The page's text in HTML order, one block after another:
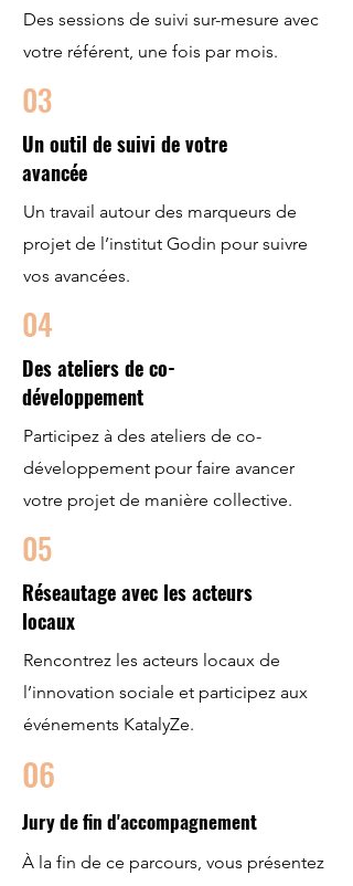
Des sessions de suivi sur-mesure avec
votre référent, une fois par mois.
03
Un outil de suivi de votre
avancée
Un travail autour des marqueurs de
projet de l’institut Godin pour suivre
vos avancées.
04
Des ateliers de co-
développement
Participez à des ateliers de co-
développement pour faire avancer
votre projet de manière collective.
05
Réseautage avec les acteurs
locaux
Rencontrez les acteurs locaux de
l’innovation sociale et participez aux
événements KatalyZe.
06
Jury de fin d'accompagnement
À la fin de ce parcours, vous présentez